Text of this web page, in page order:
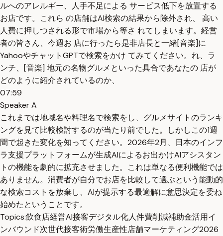
ルへのアレルギー、人手不足による サービス低下を放置する
お店です。これら の店舗はAI検索の結果から除外され、 高い
人費に押しつされる形で市場から等さ れてしまいます。経営
者の皆さん、今週お 店に行ったら是非店長と一緒[音楽]に
YahooやチャットGPTで検索をかけ てみてください。れ、ラ
ンチ、[音楽] 地元の名物グルメといった具合であなたの 店が
どのように紹介されているのか、
07:59
Speaker A
これまでは地域名や料理名で検索をし、グルメサイトのランキ
ングを見て比較検討するのが当たり前でした。しかしこの1週
間で起きた変化を知ってください。2026年2月、日本のインフ
ラ支援プラットフォームが生成AIによるお出かけAIアシスタン
トの機能を劇的に拡充させました。これは単なる便利機能では
ありません。消費者が自分でお店を比較して選ぶという能動的
な検索コストを放棄し、AIが提示する最適解に意思決定を委ね
始めたということです。
Topics:飲食店経営AI接客デジタル化人件費削減補助金活用イ
ンバウンド次世代接客術労働生産性店舗マーケティング2026